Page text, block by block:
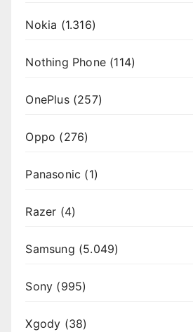
Nokia (1.316)
Nothing Phone(114)
OnePlus(257)
Oppo (276)
Panasonic (1)
Razer (4)
Samsung (5.049)
Sony (995)
Xgody (38)